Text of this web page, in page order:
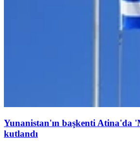
Yunanistan'ın başkenti Atina'da
kutlandı